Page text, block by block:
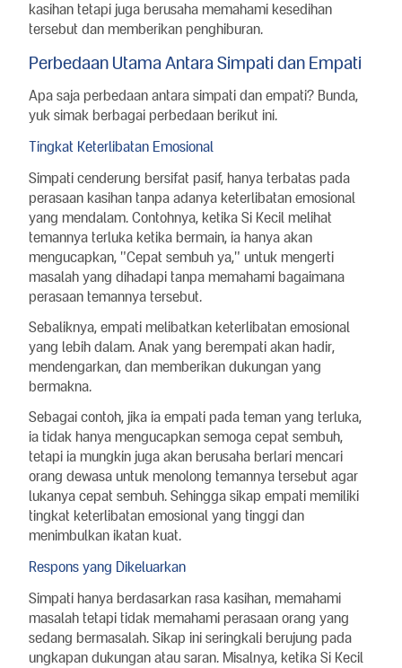
kasihan tetapi juga berusaha memahami kesedihan
tersebut dan memberikan penghiburan.
Perbedaan Utama Antara Simpati dan Empati
Apa saja perbedaan antara simpati dan empati? Bunda,
yuk simak berbagai perbedaan berikut ini.
Tingkat Keterlibatan Emosional
Simpati cenderung bersifat pasif, hanya terbatas pada
perasaan kasihan tanpa adanya keterlibatan emosional
yang mendalam. Contohnya, ketika Si Kecil melihat
temannya terluka ketika bermain, ia hanya akan
mengucapkan, "Cepat sembuh ya," untuk mengerti
masalah yang dihadapi tanpa memahami bagaimana
perasaan temannya tersebut.
Sebaliknya, empati melibatkan keterlibatan emosional
yang lebih dalam. Anak yang berempati akan hadir,
mendengarkan, dan memberikan dukungan yang
bermakna.
Sebagai contoh, jika ia empati pada teman yang terluka,
ia tidak hanya mengucapkan semoga cepat sembuh,
tetapi ia mungkin juga akan berusaha berlari mencari
orang dewasa untuk menolong temannya tersebut agar
lukanya cepat sembuh. Sehingga sikap empati memiliki
tingkat keterlibatan emosional yang tinggi dan
menimbulkan ikatan kuat.
Respons yang Dikeluarkan
Simpati hanya berdasarkan rasa kasihan, memahami
masalah tetapi tidak memahami perasaan orang yang
sedang bermasalah. Sikap ini seringkali berujung pada
ungkapan dukungan atau saran. Misalnya, ketika Si Kecil